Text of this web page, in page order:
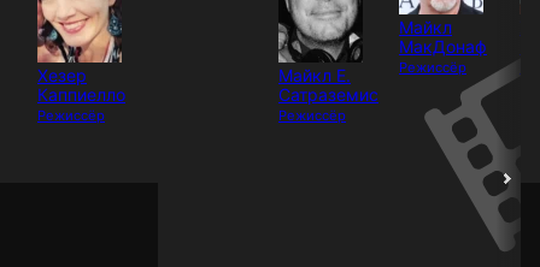
Хезер
Каппиелло
Режиссёр
Майкл Е.
Сатраземис
Режиссёр
Майкл
МакДонаф
Режиссёр